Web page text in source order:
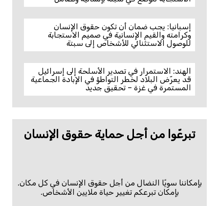
إسبانيا: يجب ضمان أن تكون حقوق الإنسان
وكرامته والقيم الإنسانية في صميم الاستجابة
للوصول الاستثنائي للأشخاص إلى سبتة
الهند: الاستمرار في تصدير الأسلحة إلى إسرائيل
قد يعرّض البلاد لخطر التواطؤ في الإبادة الجماعية
المستمرة في غزة – تحقيق جديد
تبرعّوا من أجل حماية حقوق الإنسان
بإمكاننا سويًا النضال من أجل حقوق الإنسان في كل مكان.
بإمكان تبرعكم تغيير حياة ملايين الأشخاص.